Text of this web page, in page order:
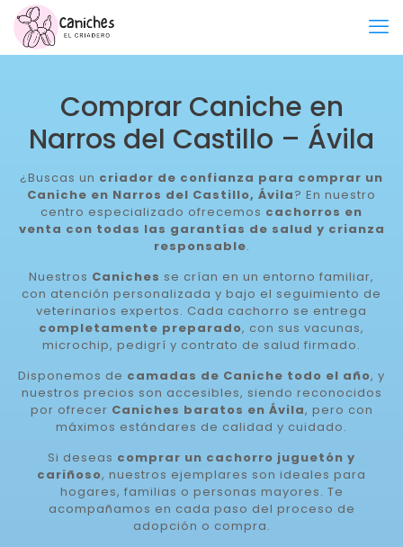
Comprar Caniche en
Narros del Castillo – Ávila
¿Buscas un criador de confianza para comprar un
Caniche en Narros del Castillo, Ávila? En nuestro
centro especializado ofrecemos cachorros en
venta con todas las garantías de salud y crianza
responsable.
Nuestros Caniches se crían en un entorno familiar,
con atención personalizada y bajo el seguimiento de
veterinarios expertos. Cada cachorro se entrega
completamente preparado, con sus vacunas,
microchip, pedigrí y contrato de salud firmado.
Disponemos de camadas de Caniche todo el año, y
nuestros precios son accesibles, siendo reconocidos
por ofrecer Caniches baratos en Ávila, pero con
máximos estándares de calidad y cuidado.
Si deseas comprar un cachorro juguetón y
cariñoso, nuestros ejemplares son ideales para
hogares, familias o personas mayores. Te
acompañamos en cada paso del proceso de
adopción o compra.